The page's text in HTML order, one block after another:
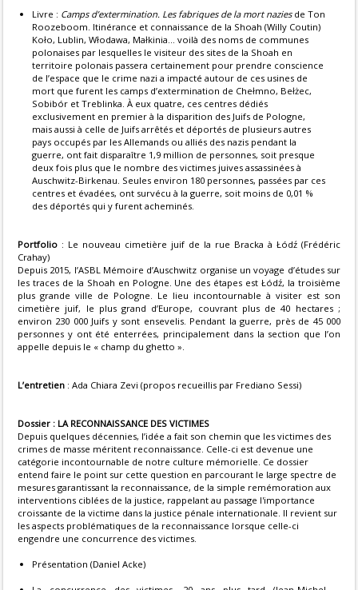
Livre : Camps d’extermination. Les fabriques de la mort naziesde Ton
Roozeboom. Itinérance et connaissance de la Shoah (Willy Coutin)
Koło, Lublin, Włodawa, Małkinia… voilà des noms de communes
polonaises par lesquelles le visiteur des sites de la Shoah en
territoire polonais passera certainement pour prendre conscience
de l’espace que le crime nazi a impacté autour de ces usines de
mort que furent les camps d’extermination de Chełmno, Bełżec,
Sobibór et Treblinka. À eux quatre, ces centres dédiés
exclusivement en premier à la disparition des Juifs de Pologne,
mais aussi à celle de Juifs arrêtés et déportés de plusieurs autres
pays occupés par les Allemands ou alliés des nazis pendant la
guerre, ont fait disparaître 1,9 million de personnes, soit presque
deux fois plus que le nombre des victimes juives assassinées à
Auschwitz-Birkenau. Seules environ 180 personnes, passées par ces
centres et évadées, ont survécu à la guerre, soit moins de 0,01 %
des déportés qui y furent acheminés.
Portfolio : Le nouveau cimetière juif de la rue Bracka à Łódź (Frédéric
Crahay)
Depuis 2015, l’ASBL Mémoire d’Auschwitz organise un voyage d’études sur
les traces de la Shoah en Pologne. Une des étapes est Łódź, la troisième
plus grande ville de Pologne. Le lieu incontournable à visiter est son
cimetière juif, le plus grand d’Europe, couvrant plus de 40 hectares ;
environ 230 000 Juifs y sont ensevelis. Pendant la guerre, près de 45 000
personnes y ont été enterrées, principalement dans la section que l’on
appelle depuis le « champ du ghetto ».
L’entretien : Ada Chiara Zevi (propos recueillis par Frediano Sessi)
Dossier : LA RECONNAISSANCE DES VICTIMES
Depuis quelques décennies, l’idée a fait son chemin que les victimes des
crimes de masse méritent reconnaissance. Celle-ci est devenue une
catégorie incontournable de notre culture mémorielle. Ce dossier
entend faire le point sur cette question en parcourant le large spectre de
mesures garantissant la reconnaissance, de la simple remémoration aux
interventions ciblées de la justice, rappelant au passage l'importance
croissante de la victime dans la justice pénale internationale. Il revient sur
les aspects problématiques de la reconnaissance lorsque celle-ci
engendre une concurrence des victimes.
Présentation (Daniel Acke)